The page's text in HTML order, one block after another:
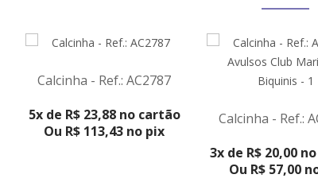
Calcinha - Ref.: AC2787
5x de R$ 23,88 no cartão
Ou R$ 113,43 no pix
Calcinha - Ref.:
3x de R$ 20,00
Ou R$ 57,00